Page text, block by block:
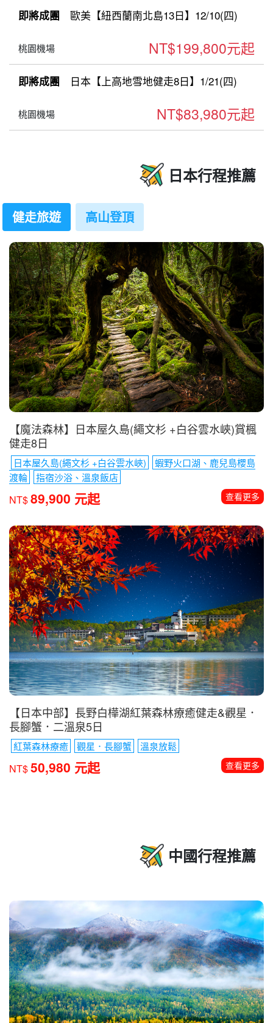
即將成團 歐美【紐西蘭南北島13日】12/10(四)
桃園機場 NT$199,800元起
即將成團 日本【上高地雪地健走8日】1/21(四)
桃園機場 NT$83,980元起
日本行程推薦
健走旅遊 高山登頂
【魔法森林】日本屋久島(繩文杉 +白谷雲水峽)賞楓
健走8日
日本屋久島(繩文杉 +白谷雲水峽)
蝦野火口湖、鹿兒島櫻島
渡輪
指宿沙浴、溫泉飯店
NT$89,900 元起 查看更多
【日本中部】長野白樺湖紅葉森林療癒健走&觀星．
長腳蟹．二溫泉5日
紅葉森林療癒 觀星．長腳蟹 溫泉放鬆
NT$50,980 元起 查看更多
中國行程推薦